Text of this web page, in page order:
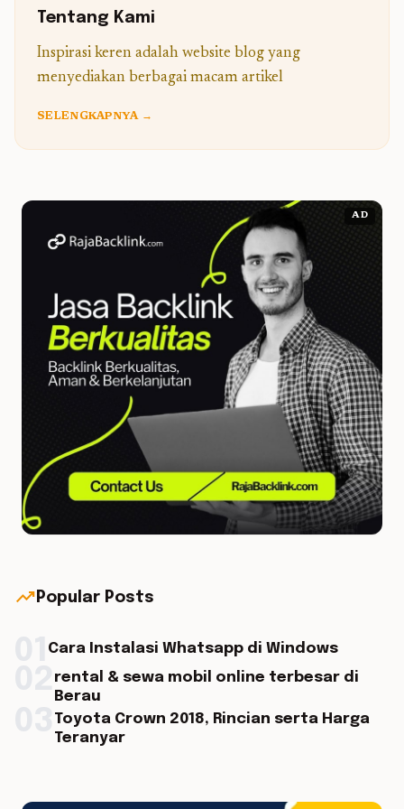
Tentang Kami
Inspirasi keren adalah website blog yang
menyediakan berbagai macam artikel
SELENGKAPNYA →
AD
trending_up Popular Posts
Cara Instalasi Whatsapp di Windows
rental & sewa mobil online terbesar di
Berau
Toyota Crown 2018, Rincian serta Harga
Teranyar